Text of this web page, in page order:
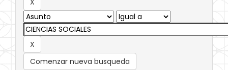
Comenzar nueva busqueda